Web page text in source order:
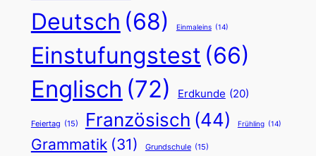
Deutsch (68) Einmaleins (14)
Einstufungstest (66)
Englisch (72) Erdkunde (20)
Feiertag (15) Französisch (44) Frühling (14)
Grammatik (31) Grundschule (15)